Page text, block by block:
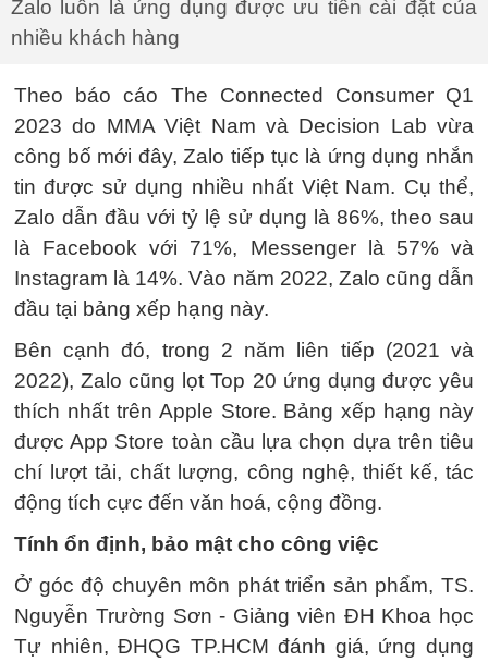
Zalo luôn là ứng dụng được ưu tiên cài đặt của
nhiều khách hàng
Theo báo cáo The Connected Consumer Q1
2023 do MMA Việt Nam và Decision Lab vừa
công bố mới đây, Zalo tiếp tục là ứng dụng nhắn
tin được sử dụng nhiều nhất Việt Nam. Cụ thể,
Zalo dẫn đầu với tỷ lệ sử dụng là 86%, theo sau
là Facebook với 71%, Messenger là 57% và
Instagram là 14%. Vào năm 2022, Zalo cũng dẫn
đầu tại bảng xếp hạng này.
Bên cạnh đó, trong 2 năm liên tiếp (2021 và
2022), Zalo cũng lọt Top 20 ứng dụng được yêu
thích nhất trên Apple Store. Bảng xếp hạng này
được App Store toàn cầu lựa chọn dựa trên tiêu
chí lượt tải, chất lượng, công nghệ, thiết kế, tác
động tích cực đến văn hoá, cộng đồng.
Tính ổn định, bảo mật cho công việc
Ở góc độ chuyên môn phát triển sản phẩm, TS.
Nguyễn Trường Sơn - Giảng viên ĐH Khoa học
Tự nhiên, ĐHQG TP.HCM đánh giá, ứng dụng